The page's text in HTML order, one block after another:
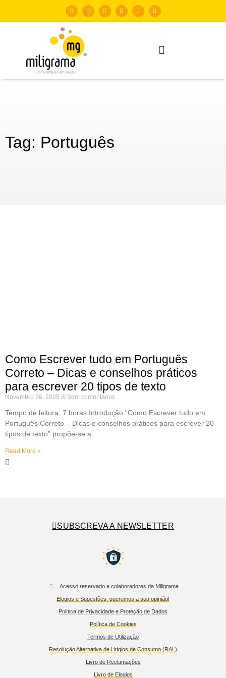
Tag: Português
Como Escrever tudo em Português
Correto – Dicas e conselhos práticos
para escrever 20 tipos de texto
Novembro 26, 2025 Sem comentários
Tempo de leitura: 7 horas Introdução “Como Escrever tudo em
Português Correto – Dicas e conselhos práticos para escrever 20
tipos de texto” propõe-se a
Read More »
SUBSCREVA A NEWSLETTER
Acesso reservado a colaboradores da Miligrama
Elogios e Sugestões: queremos a sua opinião!
Política de Privacidade e Proteção de Dados
Política de Cookies
Termos de Utilização
Resolução Alternativa de Litígios de Consumo (RAL)
Livro de Reclamações
Livro de Elogios